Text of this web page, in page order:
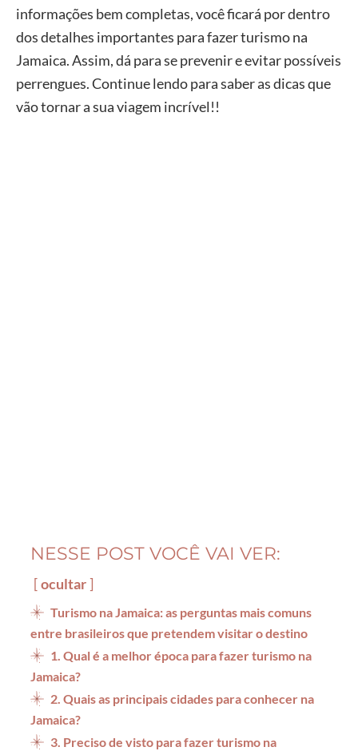
informações bem completas, você ficará por dentro
dos detalhes importantes para fazer turismo na
Jamaica. Assim, dá para se prevenir e evitar possíveis
perrengues. Continue lendo para saber as dicas que
vão tornar a sua viagem incrível!!
NESSE POST VOCÊ VAI VER:
ocultar
Turismo na Jamaica: as perguntas mais comuns
entre brasileiros que pretendem visitar o destino
1. Qual é a melhor época para fazer turismo na
Jamaica?
2. Quais as principais cidades para conhecer na
Jamaica?
3. Preciso de visto para fazer turismo na